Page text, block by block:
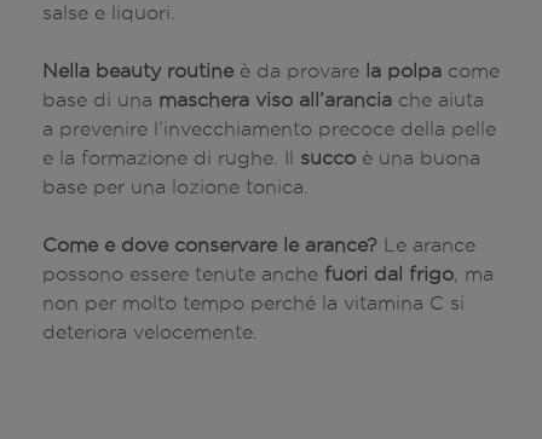
salse e liquori.
Nella beauty routine è da provare la polpa come
base di una maschera viso all’arancia che aiuta
a prevenire l’invecchiamento precoce della pelle
e la formazione di rughe. Il succo è una buona
base per una lozione tonica.
Come e dove conservare le arance? Le arance
possono essere tenute anche fuori dal frigo , ma
non per molto tempo perché la vitamina C si
deteriora velocemente.